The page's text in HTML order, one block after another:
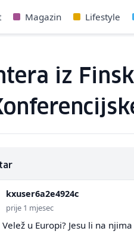
Magazin Lifestyle
iz
kxuser6a2e4924c
prije 1 mjesec
Velež u Europi? Jesu li na